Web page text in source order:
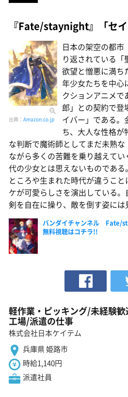
『Fate/staynight』「セイ
出典： Amazon.co.jp
日本の架空の都
り返されている
欲望と憎悪に満ち
年少女たちを中心
クションアニメで
郎」との契約で登
イバー」である。
ち、大人な性格
な判断で魔術師としてまだ未熟
ながら多くの苦難を乗り越えて
代の少女とは思えないものであ
ところや生まれた時代が違うこ
ケが可愛らしさを演出している
剣を自在に操り、敵を倒す姿には
バンダイチャンネル Fate/
無料視聴はコチラ!!
軽作業・ピッキング/未経験
工場/派遣の仕事
株式会社日本ケイテム
兵庫県 姫路市
時給1,140円
派遣社員